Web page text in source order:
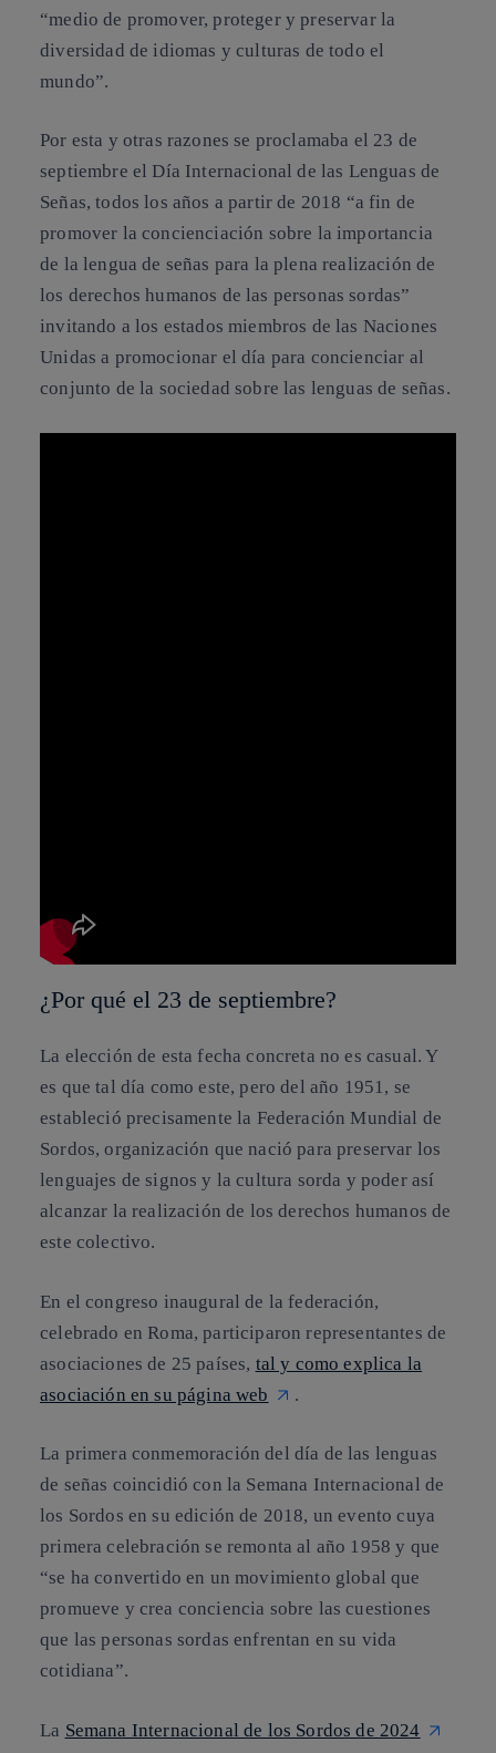
“medio de promover, proteger y preservar la
diversidad de idiomas y culturas de todo el
mundo”.
Por esta y otras razones se proclamaba el 23 de
septiembre el Día Internacional de las Lenguas de
Señas, todos los años a partir de 2018 “a fin de
promover la concienciación sobre la importancia
de la lengua de señas para la plena realización de
los derechos humanos de las personas sordas”
invitando a los estados miembros de las Naciones
Unidas a promocionar el día para concienciar al
conjunto de la sociedad sobre las lenguas de señas.
¿Por qué el 23 de septiembre?
La elección de esta fecha concreta no es casual. Y
es que tal día como este, pero del año 1951, se
estableció precisamente la Federación Mundial de
Sordos, organización que nació para preservar los
lenguajes de signos y la cultura sorda y poder así
alcanzar la realización de los derechos humanos de
este colectivo.
En el congreso inaugural de la federación,
celebrado en Roma, participaron representantes de
asociaciones de 25 países, tal y como explica la
asociación en su página web
.
La primera conmemoración del día de las lenguas
de señas coincidió con la Semana Internacional de
los Sordos en su edición de 2018, un evento cuya
primera celebración se remonta al año 1958 y que
“se ha convertido en un movimiento global que
promueve y crea conciencia sobre las cuestiones
que las personas sordas enfrentan en su vida
cotidiana”.
La Semana Internacional de los Sordos de 2024